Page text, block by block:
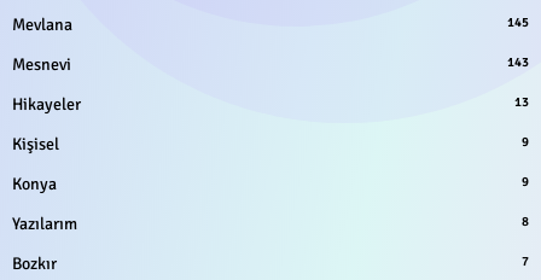
Mevlana 145
Mesnevi 143
Hikayeler 13
Kişisel 9
Konya 9
Yazılarım 8
Bozkır 7